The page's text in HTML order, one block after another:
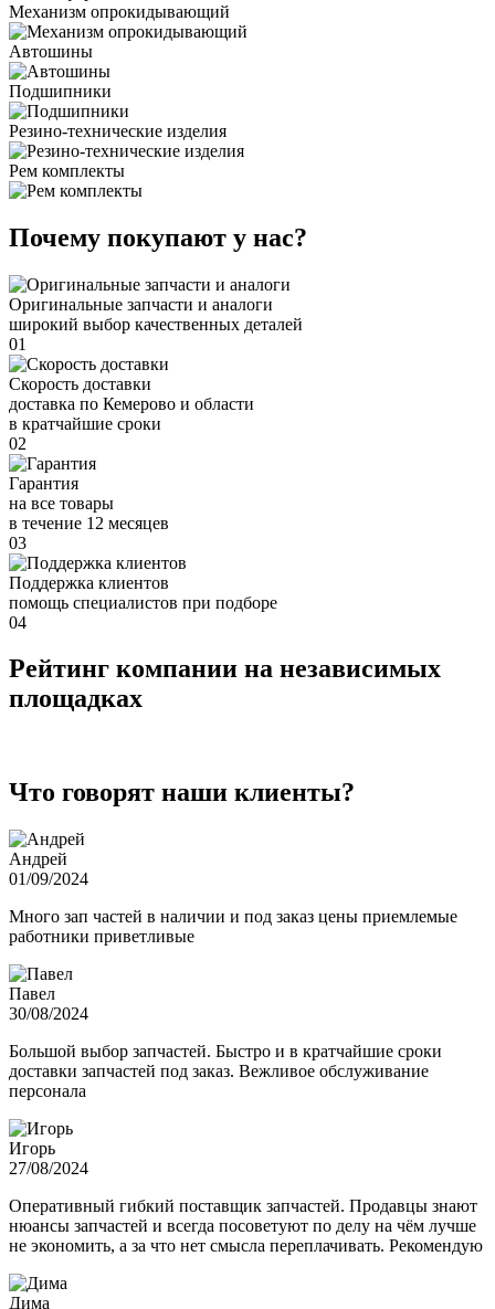
Механизм опрокидывающий
Автошины
Подшипники
Резино-технические изделия
Рем комплекты
Почему покупают у нас?
Оригинальные запчасти и аналоги
широкий выбор качественных деталей
01
Скорость доставки
доставка по Кемерово и области
в кратчайшие сроки
02
Гарантия
на все товары
в течение 12 месяцев
03
Поддержка клиентов
помощь специалистов при подборе
04
Рейтинг компании на независимых
площадках
Что говорят наши клиенты?
Андрей
01/09/2024
Много зап частей в наличии и под заказ цены приемлемые
работники приветливые
Павел
30/08/2024
Большой выбор запчастей. Быстро и в кратчайшие сроки
доставки запчастей под заказ. Вежливое обслуживание
персонала
Игорь
27/08/2024
Оперативный гибкий поставщик запчастей. Продавцы знают
нюансы запчастей и всегда посоветуют по делу на чём лучше
не экономить, а за что нет смысла переплачивать. Рекомендую
Дима